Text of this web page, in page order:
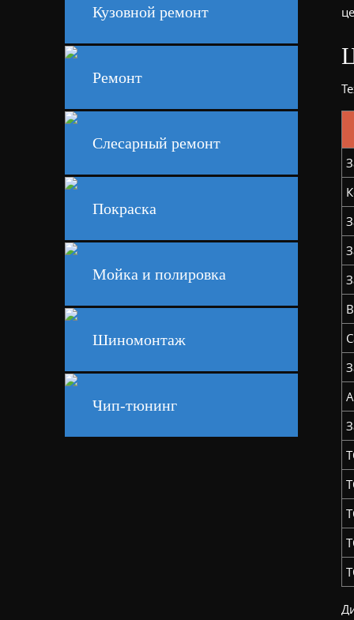
Кузовной ремонт
Ремонт
Слесарный ремонт
Покраска
Мойка и полировка
Шиномонтаж
Чип-тюнинг